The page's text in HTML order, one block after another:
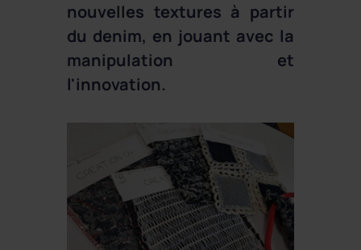
nouvelles textures à partir
du denim, en jouant avec la
manipulation et
l'innovation.